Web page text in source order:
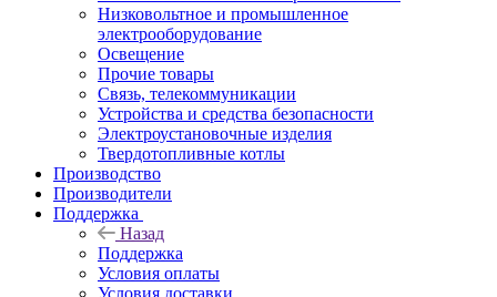
Низковольтное и промышленное
электрооборудование
Освещение
Прочие товары
Связь, телекоммуникации
Устройства и средства безопасности
Электроустановочные изделия
Твердотопливные котлы
Производство
Производители
Поддержка
Назад
Поддержка
Условия оплаты
Условия доставки